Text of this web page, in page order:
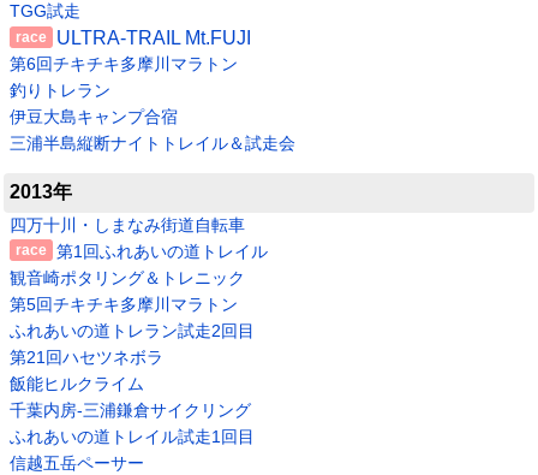
TGG試走
ULTRA-TRAIL Mt.FUJI
第6回チキチキ多摩川マラトン
釣りトレラン
伊豆大島キャンプ合宿
三浦半島縦断ナイトトレイル＆試走会
2013年
四万十川・しまなみ街道自転車
第1回ふれあいの道トレイル
観音崎ポタリング＆トレニック
第5回チキチキ多摩川マラトン
ふれあいの道トレラン試走2回目
第21回ハセツネボラ
飯能ヒルクライム
千葉内房-三浦鎌倉サイクリング
ふれあいの道トレイル試走1回目
信越五岳ペーサー